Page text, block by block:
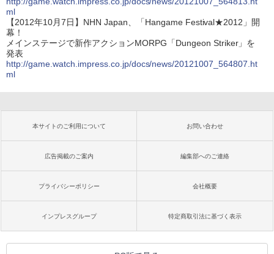
ml
【2012年10月7日】NHN Japan、「Hangame Festival★2012」開
幕！
メインステージで新作アクションMORPG「Dungeon Striker」を
発表
http://game.watch.impress.co.jp/docs/news/20121007_564807.ht
ml
本サイトのご利用について お問い合わせ
広告掲載のご案内 編集部へのご連絡
プライバシーポリシー 会社概要
インプレスグループ 特定商取引法に基づく表示